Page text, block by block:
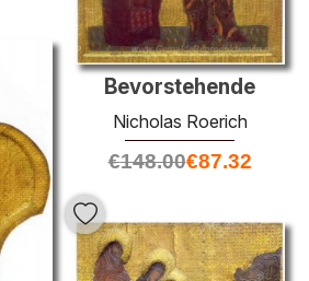
Bevorstehende
Nicholas Roerich
€148.00€87.32